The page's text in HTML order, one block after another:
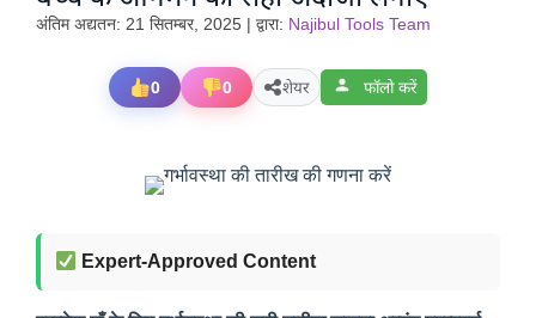
अंतिम अद्यतन: 21 सितम्बर, 2025 | द्वारा: Najibul Tools Team
0 0 शेयर फॉलो करें
Expert-Approved Content